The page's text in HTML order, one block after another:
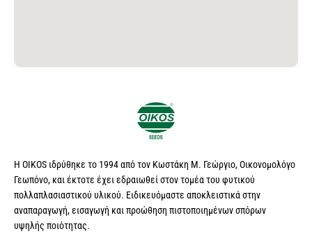
Η OIKOS ιδρύθηκε το 1994 από τον Κωστάκη Μ. Γεώργιο, Οικονομολόγο
Γεωπόνο, και έκτοτε έχει εδραιωθεί στον τομέα του φυτικού
πολλαπλασιαστικού υλικού. Ειδικευόμαστε αποκλειστικά στην
αναπαραγωγή, εισαγωγή και προώθηση πιστοποιημένων σπόρων
υψηλής ποιότητας.